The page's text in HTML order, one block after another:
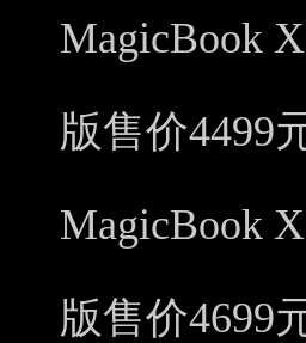
MagicBook
版售价4499
MagicBook
版售价4699